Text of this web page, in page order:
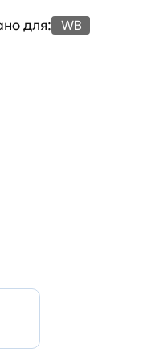
для: WB